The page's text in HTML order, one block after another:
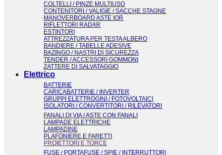
COLTELLI / PINZE MULTIUSO
CONTENITORI / VALIGIE / SACCHE STAGNE
MANOVERBOARD ASTE IOR
RIFLETTORI RADAR
ESTINTORI
ATTREZZATURA PER TESTA ALBERO
BANDIERE / TABELLE ADESIVE
BAZINGO / NASTRI DI SICUREZZA
TENDER / ACCESSORI GOMMONI
ZATTERE DI SALVATAGGIO
Elettrico
BATTERIE
CARICABATTERIE / INVERTER
GRUPPI ELETTROGINI / FOTOVOLTAICI
ISOLATORI / CONVERTITORI / RILEVATORI
FANALI DI VIA / ASTE CON FANALI
LAMPADE ELETTRICHE
LAMPADINE
PLAFONIERE E FARETTI
PROIETTORI E TORCE
FUSE / PORTAFUSE / SPIE / INTERRUTTORI